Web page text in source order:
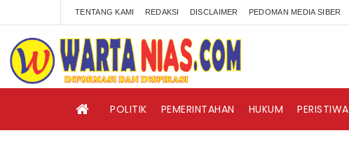
TENTANG KAMI REDAKSI DISCLAIMER PEDOMAN MEDIA SIBER
POLITIK PEMERINTAHAN HUKUM PERISTIWA